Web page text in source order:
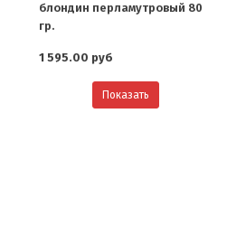
блондин перламутровый 80
гр.
1 595.00 руб
Показать